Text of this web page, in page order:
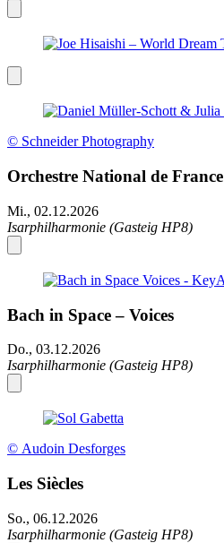
© Schneider Photography
Orchestre National de France
Mi., 02.12.2026
Isarphilharmonie (Gasteig HP8)
Bach in Space – Voices
Do., 03.12.2026
Isarphilharmonie (Gasteig HP8)
© Audoin Desforges
Les Siècles
So., 06.12.2026
Isarphilharmonie (Gasteig HP8)